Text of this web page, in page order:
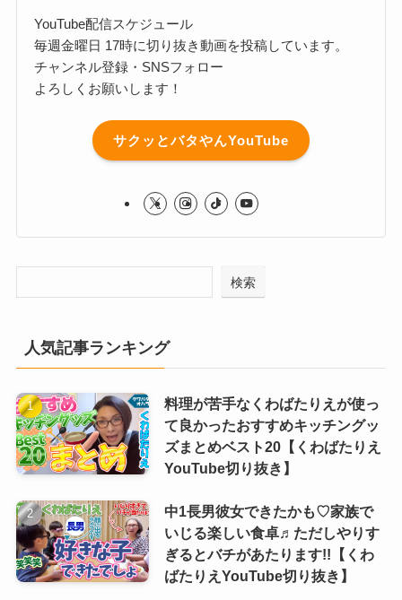
YouTube配信スケジュール
毎週金曜日 17時に切り抜き動画を投稿しています。
チャンネル登録・SNSフォロー
よろしくお願いします！
サクッとバタやんYouTube
検索
人気記事ランキング
料理が苦手なくわばたりえが使っ
て良かったおすすめキッチングッ
ズまとめベスト20【くわばたりえ
YouTube切り抜き】
中1長男彼女できたかも♡家族で
いじる楽しい食卓♬ただしやりす
ぎるとバチがあたります!!【くわ
ばたりえYouTube切り抜き】